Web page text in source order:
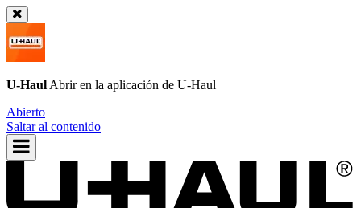
U-Haul Abrir en la aplicación de U-Haul
Abierto
Saltar al contenido